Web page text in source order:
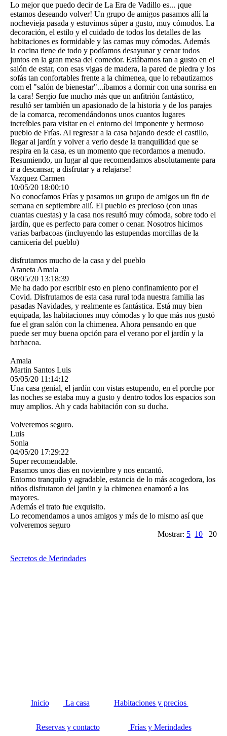
Lo mejor que puedo decir de La Era de Vadillo es... ¡que
estamos deseando volver! Un grupo de amigos pasamos allí la
nochevieja pasada y estuvimos súper a gusto, muy cómodos. La
decoración, el estilo y el cuidado de todos los detalles de las
habitaciones es formidable y las camas muy cómodas. Además
la cocina tiene de todo y podíamos desayunar y cenar todos
juntos en la gran mesa del comedor. Estábamos tan a gusto en el
salón de estar, con esas vigas de madera, la pared de piedra y los
sofás tan confortables frente a la chimenea, que lo rebautizamos
com el "salón de bienestar".­..­íbamos a dormir con una sonrisa en
la cara! Sergio fue mucho más que un anfitrión fantástico,
resultó ser también un apasionado de la historia y de los parajes
de la comarca, recomendándonos unos cuantos lugares
increíbles para visitar en el entorno del imponente y hermoso
pueblo de Frías. Al regresar a la casa bajando desde el castillo,
llegar al jardín y volver a verlo desde la tranquilidad que se
respira en la casa, es un momento que recordamos a menudo.
Resumiendo, un lugar al que recomendamos absolutamente para
ir a descansar, a disfrutar y a relajarse!
Vazquez Carmen
10/05/20 18:00:10
No conocíamos Frías y pasamos un grupo de amigos un fin de
semana en septiembre allí. El pueblo es precioso (con unas
cuantas cuestas) y la casa nos resultó muy cómoda, sobre todo el
jardín, que es perfecto para comer o cenar. Nosotros hicimos
varias barbacoas (incluyendo las estupendas morcillas de la
carnicería del pueblo)
disfrutamos mucho de la casa y del pueblo
Araneta Amaia
08/05/20 13:18:39
Me ha dado por escribir esto en pleno confinamiento por el
Covid. Disfrutamos de esta casa rural toda nuestra familia las
pasadas Navidades, y realmente es fantástica. Está muy bien
equipada, las habitaciones muy cómodas y lo que más nos gustó
fue el gran salón con la chimenea. Ahora pensando en que
puede ser muy buena opción para el verano por el jardín y la
barbacoa.
Amaia
Martin Santos Luis
05/05/20 11:14:12
Una casa genial, el jardín con vistas estupendo, en el porche por
las noches se estaba muy a gusto y dentro todos los espacios son
muy amplios. Ah y cada habitación con su ducha.
Volveremos seguro.
Luis
Sonia
04/05/20 17:29:22
Super recomendable.
Pasamos unos dias en noviembre y nos encantó.
Entorno tranquilo y agradable, estancia de lo más acogedora, los
niños disfrutaron del jardin y la chimenea enamoró a los
mayores.
Además el trato fue exquisito.
Lo recomendamos a unos amigos y más de lo mismo así que
volveremos seguro
Mostrar: 5 10 20
Secretos de Merindades
Inicio La casa Habitaciones y precios
Reservas y contacto Frías y Merindades